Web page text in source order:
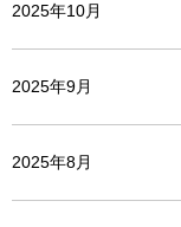
2025年10月
2025年9月
2025年8月